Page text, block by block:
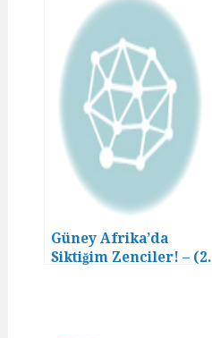
Güney Afrika’da
Siktiğim Zenciler! – (2.